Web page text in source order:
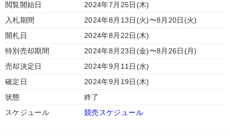
閲覧開始日
2024年7月25日(木)
入札期間
2024年8月13日(火)〜8月20日(火)
開札日
2024年8月22日(木)
特別売却期間
2024年8月23日(金)〜8月26日(月)
売却決定日
2024年9月11日(水)
確定日
2024年9月19日(木)
状態
終了
スケジュール
競売スケジュール